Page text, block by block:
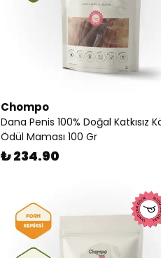
Chompo
Dana Penis 100% Doğal Katkısız
Ödül Maması 100 Gr
₺ 234.90